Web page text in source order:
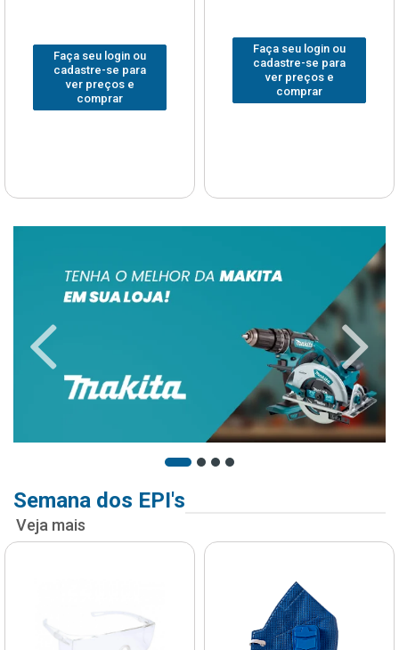
Faça seu login ou
cadastre-se para
ver preços e
comprar
Faça seu login ou
cadastre-se para
ver preços e
comprar
Semana dos EPI's
Veja mais